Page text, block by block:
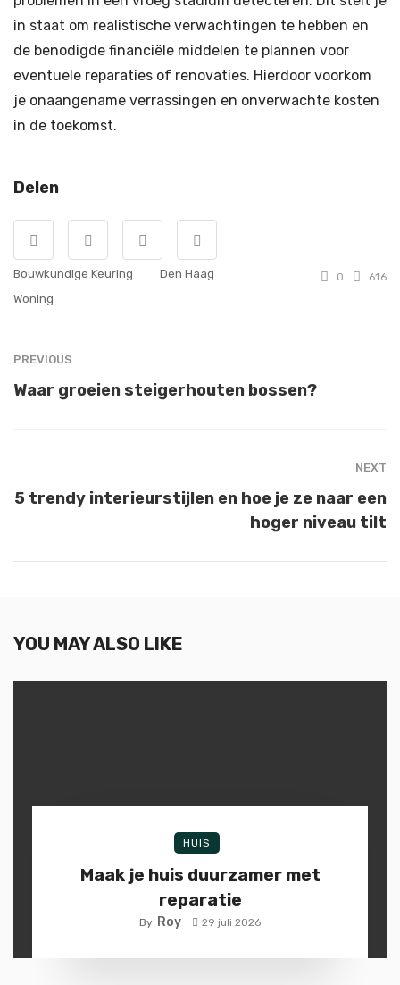
in staat om realistische verwachtingen te hebben en
de benodigde financiële middelen te plannen voor
eventuele reparaties of renovaties. Hierdoor voorkom
je onaangename verrassingen en onverwachte kosten
in de toekomst.
Delen
Bouwkundige Keuring
Den Haag
Woning
0 616
PREVIOUS
Waar groeien steigerhouten bossen?
NEXT
5 trendy interieurstijlen en hoe je ze naar een
hoger niveau tilt
YOU MAY ALSO LIKE
HUIS
Maak je huis duurzamer met
reparatie
By Roy 29 juli 2026